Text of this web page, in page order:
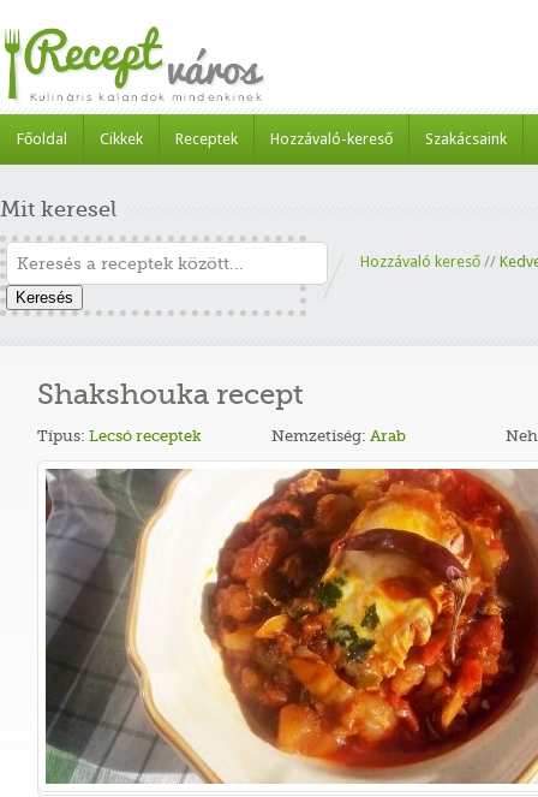
Főoldal Cikkek Receptek Hozzávaló-kereső Szakácsaink
Mit keresel
Keresés
Hozzávaló kereső //
Shakshouka recept
Típus: Lecsó receptek Nemzetiség: Arab